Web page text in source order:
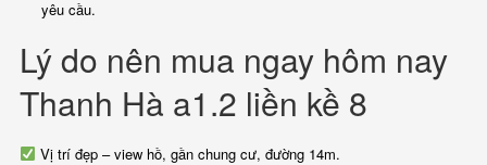
yêu cầu.
Lý do nên mua ngay hôm nay
Thanh Hà a1.2 liền kề 8
Vị trí đẹp – view hồ, gần chung cư, đường 14m.